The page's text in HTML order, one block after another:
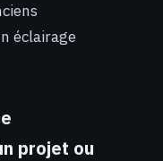
éclairage
projet ou